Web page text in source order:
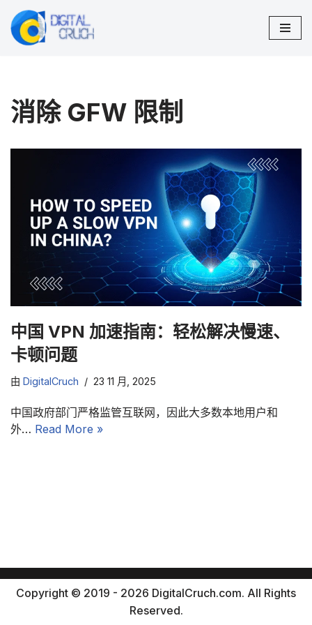
跳
消除 GFW 限制
中国 VPN 加速指南：轻松解决慢速、
卡顿问题
由 DigitalCruch 23 11 月, 2025
中国政府部门严格监管互联网，因此大多数本地用户和
外… Read More »
Copyright © 2019 - 2026 DigitalCruch.com. All Rights
Reserved.